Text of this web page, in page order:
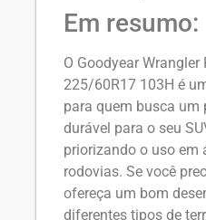
Em resumo:
O Goodyear
225/60R17 103H é
para quem busca um
durável para o seu
priorizando o uso em
rodovias. Se você
ofereça um bom
diferentes tipos de